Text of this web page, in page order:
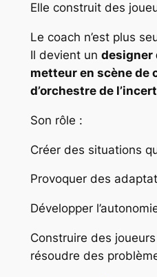
Elle construit des
Le coach n’est plus
Il devient un designer
metteur en scène de
d’orchestre de
Son rôle :
Créer des situations
Provoquer des
Développer
Construire des
résoudre des